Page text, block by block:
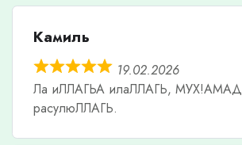
Камиль
19.02.2026
Ла иЛЛАГЬА илаЛЛАГЬ, МУХ!АМАД
расулюЛЛАГЬ.